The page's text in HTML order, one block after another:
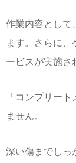
作業内容として
ます。さらに
ービスが実施さ
「コンプリー
ません。
深い傷までしっ